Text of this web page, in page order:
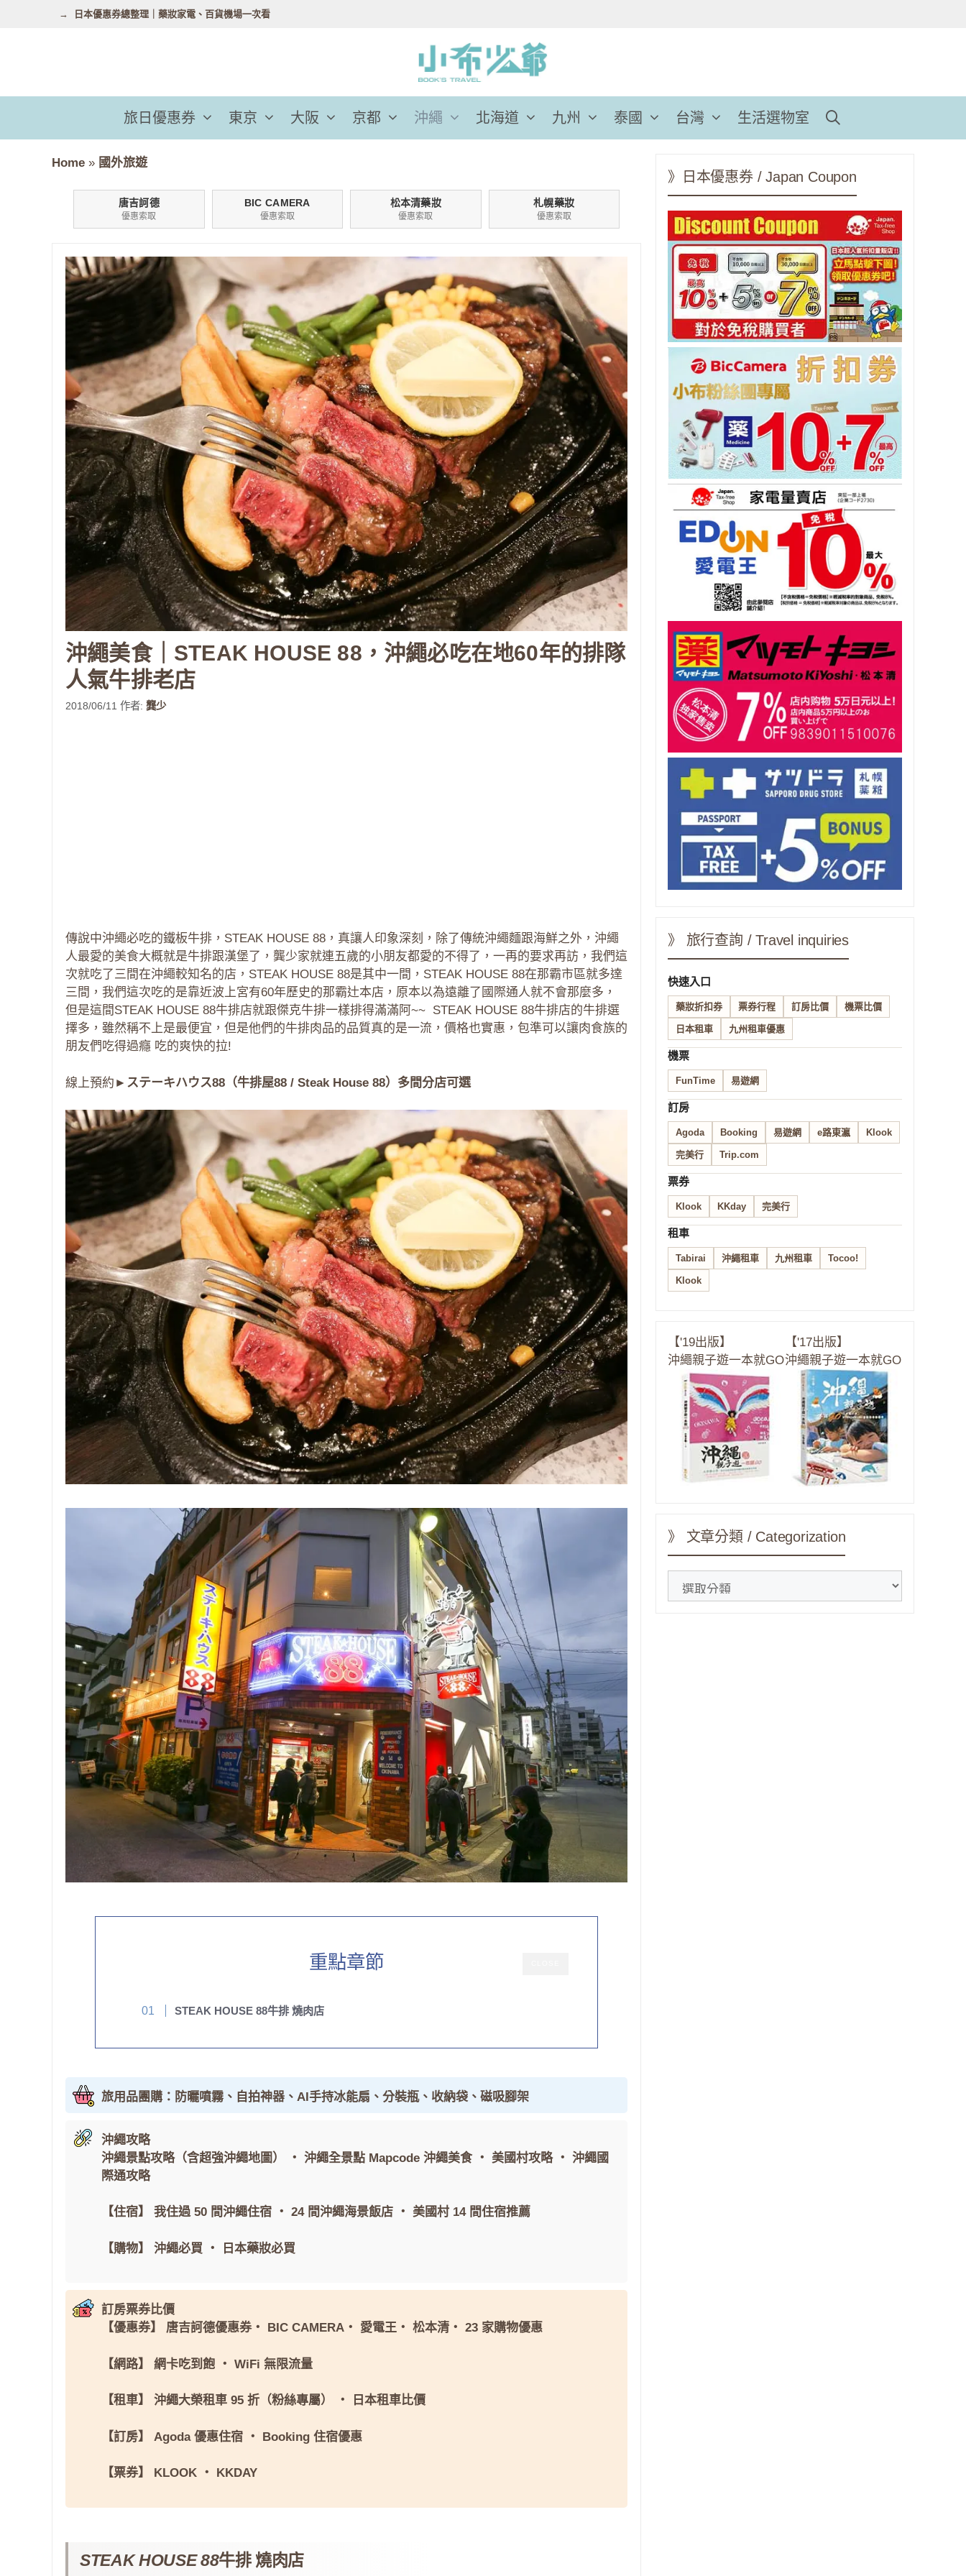
容
日本優惠券總整理｜藥妝家電、百貨機場一次看
旅日優惠券 東京 大阪 京都 沖繩 北海道 九州 泰國 台灣 生活選物室
Home » 國外旅遊
唐吉訶德
優惠索取
BIC CAMERA
優惠索取
松本清藥妝
優惠索取
札幌藥妝
優惠索取
沖繩美食｜STEAK HOUSE 88，沖繩必吃在地60年的排隊
人氣牛排老店
2018/06/11 作者: 龔少
傳說中沖繩必吃的鐵板牛排，STEAK HOUSE 88，真讓人印象深刻，除了傳統沖繩麵跟海鮮之外，沖繩
人最愛的美食大概就是牛排跟漢堡了，龔少家就連五歲的小朋友都愛的不得了，一再的要求再訪，我們這
次就吃了三間在沖繩較知名的店，STEAK HOUSE 88是其中一間，STEAK HOUSE 88在那霸市區就多達
三間，我們這次吃的是靠近波上宮有60年歷史的那霸辻本店，原本以為遠離了國際通人就不會那麼多，
但是這間STEAK HOUSE 88牛排店就跟傑克牛排一樣排得滿滿阿~~ STEAK HOUSE 88牛排店的牛排選
擇多，雖然稱不上是最便宜，但是他們的牛排肉品的品質真的是一流，價格也實惠，包準可以讓肉食族的
朋友們吃得過癮 吃的爽快的拉!
線上預約► ステーキハウス88（牛排屋88 / Steak House 88）多間分店可選
重點章節
STEAK HOUSE 88牛排 燒肉店
旅用品團購：防曬噴霧、自拍神器、AI手持冰能扇、分裝瓶、收納袋、磁吸腳架
沖繩攻略
沖繩景點攻略（含超強沖繩地圖）
・ 沖繩全景點 Mapcode 沖繩美食・ 美國村攻略・ 沖繩國
際通攻略
【住宿】 我住過 50 間沖繩住宿 ・ 24 間沖繩海景飯店 ・ 美國村 14 間住宿推薦
【購物】 沖繩必買 ・ 日本藥妝必買
訂房票券比價
【優惠券】
唐吉訶德優惠券・ BIC CAMERA ・ 愛電王 ・ 松本清 ・ 23 家購物優惠
【網路】 網卡吃到飽 ・ WiFi 無限流量
【租車】 沖繩大榮租車 95 折（粉絲專屬） ・ 日本租車比價
【訂房】 Agoda 優惠住宿 ・ Booking 住宿優惠
【票券】 KLOOK ・ KKDAY
STEAK HOUSE 88牛排 燒肉店
》日本優惠券 / Japan Coupon
》 旅行查詢 / Travel inquiries
快速入口
藥妝折扣券 票券行程 訂房比價 機票比價
日本租車 九州租車優惠
機票
FunTime 易遊網
訂房
Agoda Booking 易遊網 e路東瀛 Klook
完美行 Trip.com
票券
Klook KKday 完美行
租車
Tabirai 沖繩租車 九州租車 Tocoo!
Klook
【'19出版】
沖繩親子遊一本就GO
【'17出版】
沖繩親子遊一本就GO
》 文章分類 / Categorization